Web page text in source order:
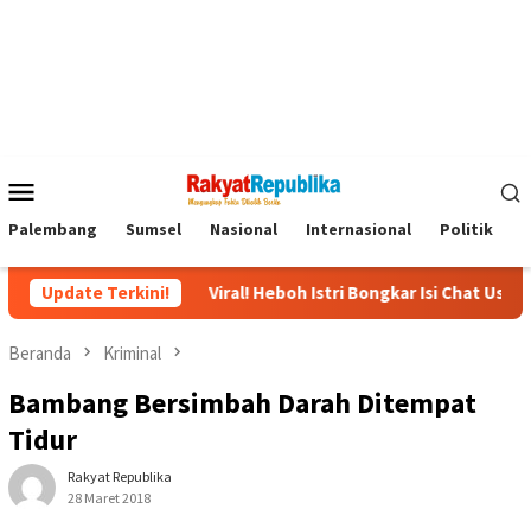
Mobile
Palembang Sumsel Nasional Internasional Politik
Update Terkini!
Viral! Heboh Istri Bongkar Isi Chat Ustadz dan
Beranda Kriminal
Bambang Bersimbah Darah Ditempat
Tidur
Rakyat Republika
28 Maret 2018